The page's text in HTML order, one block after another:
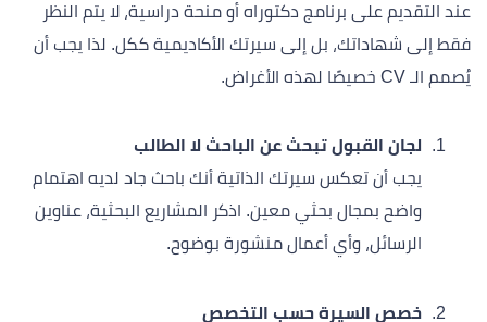
عند التقديم على برنامج دكتوراه أو منحة دراسية، لا يتم النظر
فقط إلى شهاداتك، بل إلى سيرتك الأكاديمية ككل. لذا يجب أن
يُصمم الـ CV خصيصًا لهذه الأغراض.
لجان القبول تبحث عن الباحث لا الطالب
يجب أن تعكس سيرتك الذاتية أنك باحث جاد لديه اهتمام
واضح بمجال بحثي معين. اذكر المشاريع البحثية، عناوين
الرسائل، وأي أعمال منشورة بوضوح.
خصص السيرة حسب التخصص